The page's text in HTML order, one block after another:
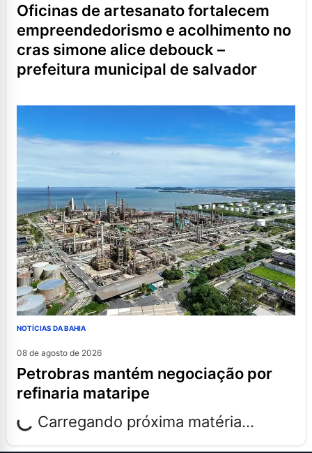
oficinas de artesanato fortalecem
empreendedorismo e acolhimento no
cras simone alice debouck –
prefeitura municipal de salvador
NOTÍCIAS DA BAHIA
08 de agosto de 2026
petrobras mantém negociação por
refinaria mataripe
Carregando próxima matéria...